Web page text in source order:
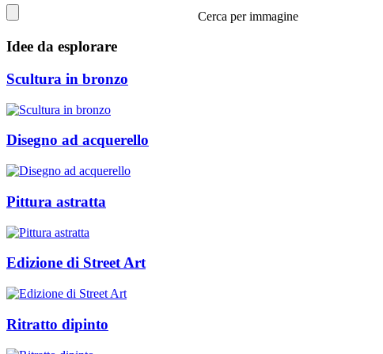
Cerca per immagine
Idee da esplorare
Scultura in bronzo
Disegno ad acquerello
Pittura astratta
Edizione di Street Art
Ritratto dipinto